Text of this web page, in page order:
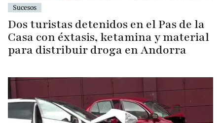
Sucesos
Dos turistas detenidos en el Pas de la
Casa con éxtasis, ketamina y material
para distribuir droga en Andorra